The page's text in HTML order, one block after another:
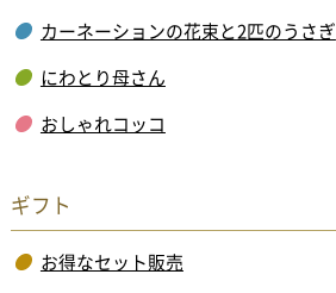
カーネーションの花束と2匹のうさぎ
にわとり母さん
おしゃれコッコ
ギフト
お得なセット販売